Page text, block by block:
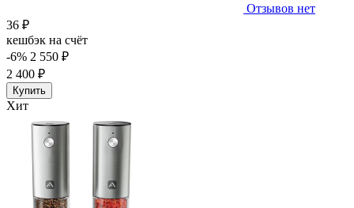
Отзывов нет
36 ₽
кешбэк на счёт
-6% 2 550 ₽
2 400 ₽
Купить
Хит